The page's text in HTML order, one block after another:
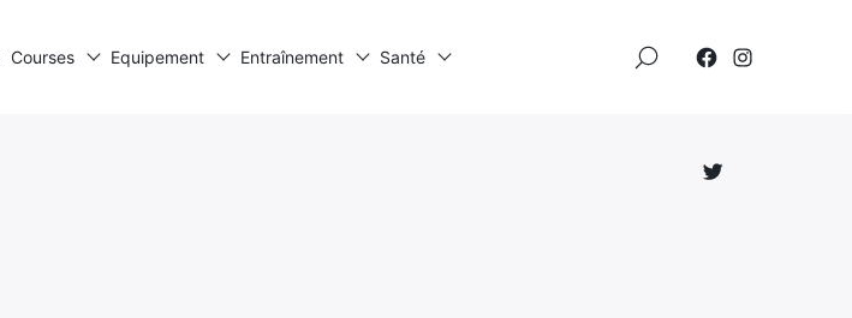
Courses Equipement Entraînement Santé
Élément